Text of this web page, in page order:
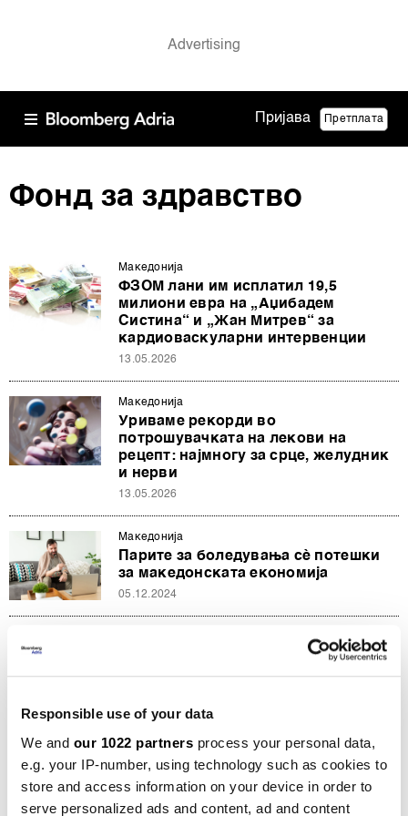
Responsible use of your data
We and our 1022 partners process your personal data,
e.g. your IP-number, using technology such as cookies to
store and access information on your device in order to
serve personalized ads and content, ad and content
Пријава Претплата
Фонд за здравство
Македонија
ФЗОМ лани им исплатил 19,5
милиони евра на „Аџибадем
Систина“ и „Жан Митрев“ за
кардиоваскуларни интервенции
13.05.2026
Македонија
Уриваме рекорди во
потрошувачката на лекови на
рецепт: најмногу за срце, желудник
и нерви
13.05.2026
Македонија
Парите за боледувања сѐ потешки
за македонската економија
05.12.2024
Кој е крив за лажните боледувања -
газдите, лекарите или државата?
Општо
Пет вести за почеток на денот:
Климите пуштени на најјако
19.07.2023